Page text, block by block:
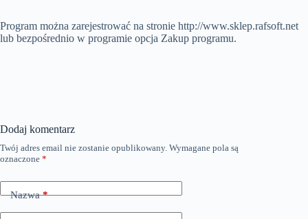
Program można zarejestrować na stronie http://www.sklep.rafsoft.net
lub bezpośrednio w programie opcja Zakup programu.
Dodaj komentarz
Twój adres email nie zostanie opublikowany. Wymagane pola są
oznaczone *
Nazwa*